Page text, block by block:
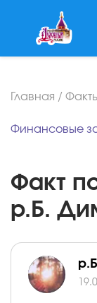
Главная /
Финансовые
Факт
р.Б.